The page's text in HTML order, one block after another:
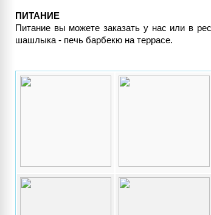
ПИТАНИЕ
Питание вы можете заказать у нас или в
шашлыка - печь барбекю на террасе.